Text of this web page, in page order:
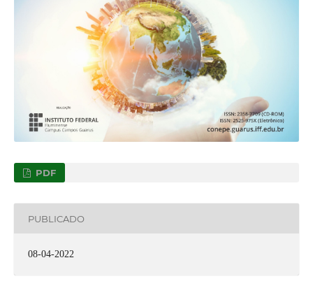
PDF
PUBLICADO
08-04-2022